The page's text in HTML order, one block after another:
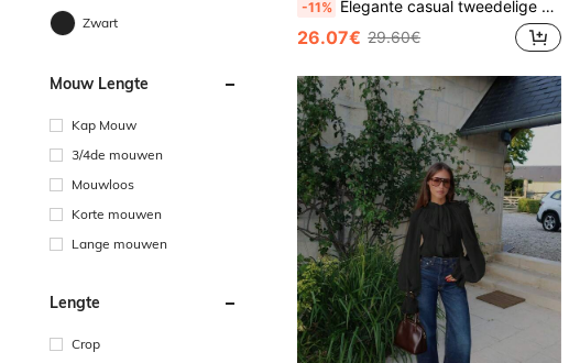
Zwart
Mouw Lengte
Kap Mouw
3/4de mouwen
Mouwloos
Korte mouwen
Lange mouwen
Lengte
Crop
-11% Elegante casual tweedelige set voor dames - overhemdkraag, knoopjes aan de voorkant, lange mouwen, strikzoom, geplooid, uitlopende rokshort, decoratieve knopen geel
26.07€ 29.60€